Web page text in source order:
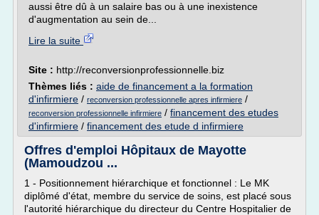
aussi être dû à un salaire bas ou à une inexistence
d'augmentation au sein de...
Lire la suite
Site : http://reconversionprofessionnelle.biz
Thèmes liés : aide de financement a la formation
d'infirmiere / reconversion professionnelle apres infirmiere /
reconversion professionnelle infirmiere / financement des etudes
d'infirmiere / financement des etude d infirmiere
Offres d'emploi Hôpitaux de Mayotte
(Mamoudzou ...
1 - Positionnement hiérarchique et fonctionnel : Le MK
diplômé d'état, membre du service de soins, est placé sous
l'autorité hiérarchique du directeur du Centre Hospitalier de